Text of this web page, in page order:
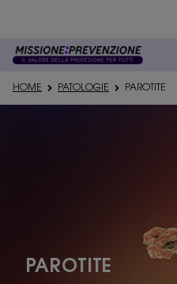
DEDICATO A
HOME PATOLOGIE PAROTITE
PAROTITE